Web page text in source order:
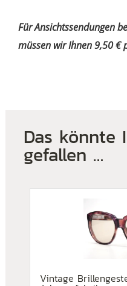
Für Ansichtssendungen
müssen wir Ihnen 9,50 €
Das könnte
gefallen …
Vintage